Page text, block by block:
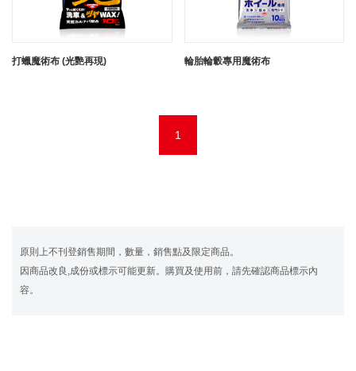
打蠟魔術布 (光艷再現) 輪胎輪轂專用魔術布
1
原則上不刊登銷售期間，數量，銷售點及限定商品。
因商品改良,成份或標示可能更新。購買及使用前，請先確認商品標示內
容。